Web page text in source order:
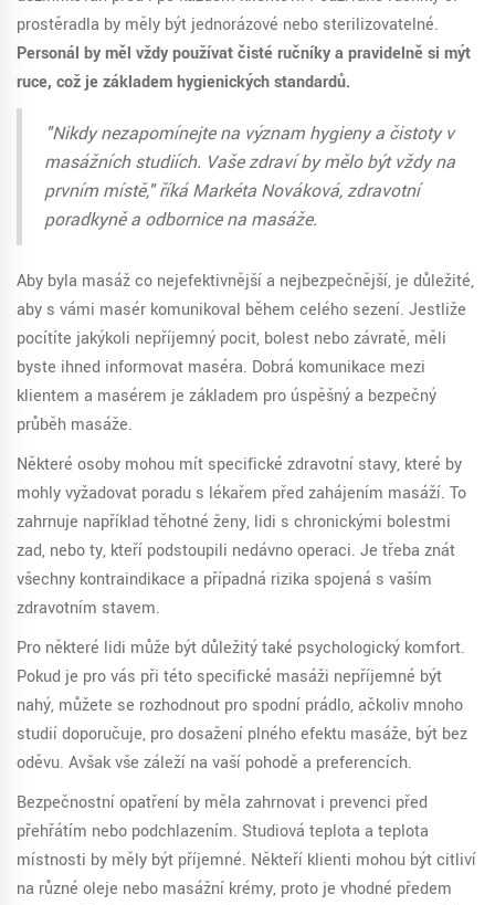
prostěradla by měly být jednorázové nebo sterilizovatelné.
Personál by měl vždy používat čisté ručníky a pravidelně si mýt
ruce, což je základem hygienických standardů.
"Nikdy nezapomínejte na význam hygieny a čistoty v
masážních studiích. Vaše zdraví by mělo být vždy na
prvním místě," říká Markéta Nováková, zdravotní
poradkyně a odbornice na masáže.
Aby byla masáž co nejefektivnější a nejbezpečnější, je důležité,
aby s vámi masér komunikoval během celého sezení. Jestliže
pocítíte jakýkoli nepříjemný pocit, bolest nebo závratě, měli
byste ihned informovat maséra. Dobrá komunikace mezi
klientem a masérem je základem pro úspěšný a bezpečný
průběh masáže.
Některé osoby mohou mít specifické zdravotní stavy, které by
mohly vyžadovat poradu s lékařem před zahájením masáží. To
zahrnuje například těhotné ženy, lidi s chronickými bolestmi
zad, nebo ty, kteří podstoupili nedávno operaci. Je třeba znát
všechny kontraindikace a případná rizika spojená s vaším
zdravotním stavem.
Pro některé lidi může být důležitý také psychologický komfort.
Pokud je pro vás při této specifické masáži nepříjemné být
nahý, můžete se rozhodnout pro spodní prádlo, ačkoliv mnoho
studií doporučuje, pro dosažení plného efektu masáže, být bez
oděvu. Avšak vše záleží na vaší pohodě a preferencích.
Bezpečnostní opatření by měla zahrnovat i prevenci před
přehřátím nebo podchlazením. Studiová teplota a teplota
místnosti by měly být příjemné. Někteří klienti mohou být citliví
na různé oleje nebo masážní krémy, proto je vhodné předem